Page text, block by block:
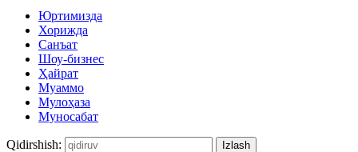
Юртимизда
Хорижда
Санъат
Шоу-бизнес
Ҳайрат
Муаммо
Мулоҳаза
Муносабат
Qidirshish: